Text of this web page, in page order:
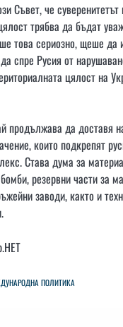
Съвет, че суверенитетът
трябва да бъдат
това сериозно, щеше да
спре Русия от
цялост на
продължава да доставя
които подкрепят
Става дума за
резервни части за
заводи, както и
ПОЛИТИКА